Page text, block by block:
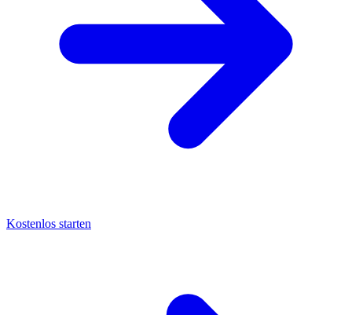
Kostenlos starten